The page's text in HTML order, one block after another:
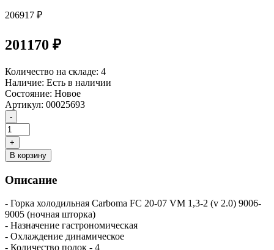
206917 ₽
201170 ₽
Количество на складе: 4
Наличие: Есть в наличии
Состояние: Новое
Артикул: 00025693
В корзину
Описание
- Горка холодильная Carboma FC 20-07 VM 1,3-2 (v 2.0) 9006-
9005 (ночная шторка)
- Назначение гастрономическая
- Охлаждение динамическое
- Количество полок - 4